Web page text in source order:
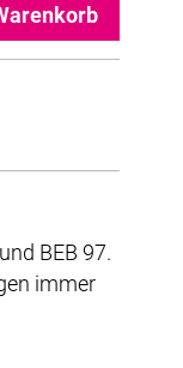
BEB 97.
immer